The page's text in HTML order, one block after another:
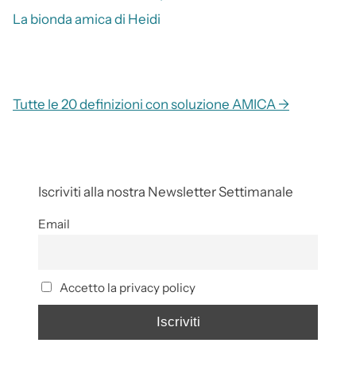
La bionda amica di Heidi
Tutte le 20 definizioni con soluzione AMICA →
Iscriviti alla nostra Newsletter Settimanale
Email
Accetto la privacy policy